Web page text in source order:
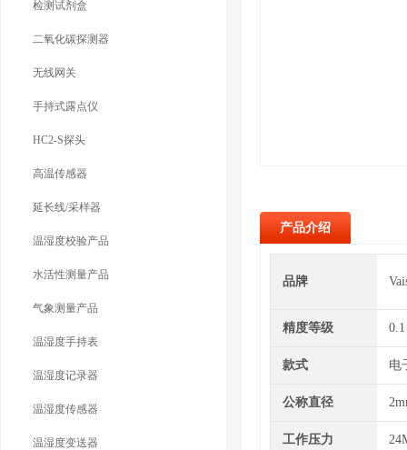
检测试剂盒
二氧化碳探测器
无线网关
手持式露点仪
HC2-S探头
高温传感器
延长线/采样器
温湿度校验产品
水活性测量产品
气象测量产品
温湿度手持表
温湿度记录器
温湿度传感器
温湿度变送器
产品介绍
品牌
精度等级 0.1
款式 电
公称直径
工作压力